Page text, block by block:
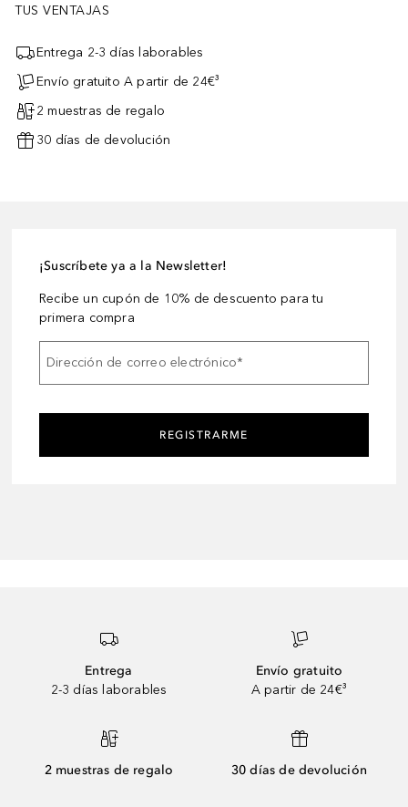
TUS VENTAJAS
Entrega 2-3 días laborables
Envío gratuito A partir de 24€³
2 muestras de regalo
30 días de devolución
¡Suscríbete ya a la Newsletter!
Recibe un cupón de 10% de descuento para tu
primera compra
Dirección de correo electrónico*
REGISTRARME
Entrega
2-3 días laborables
Envío gratuito
A partir de 24€³
2 muestras de regalo 30 días de devolución